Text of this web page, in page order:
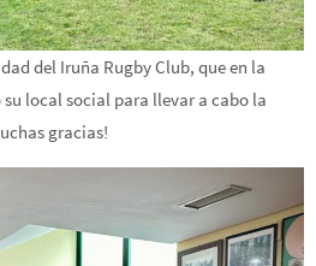
del Iruña Rugby Club, que en la
local social para llevar a cabo la
gracias!